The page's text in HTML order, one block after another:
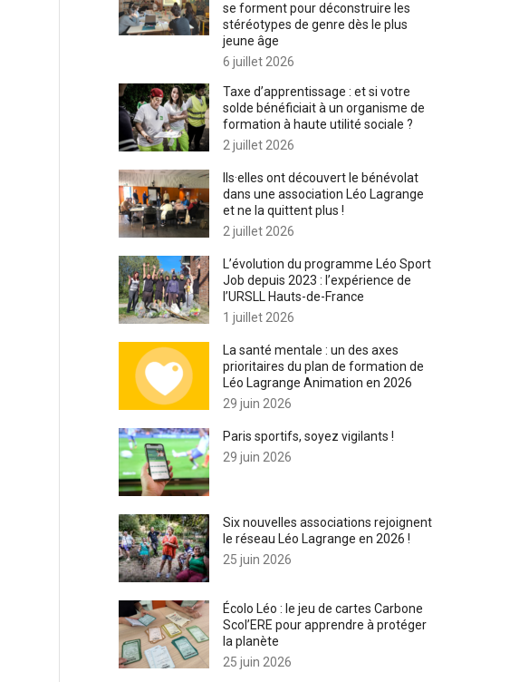
se forment pour déconstruire les
stéréotypes de genre dès le plus
jeune âge
6 juillet 2026
Taxe d’apprentissage : et si votre
solde bénéficiait à un organisme de
formation à haute utilité sociale ?
2 juillet 2026
Ils·elles ont découvert le bénévolat
dans une association Léo Lagrange
et ne la quittent plus !
2 juillet 2026
L’évolution du programme Léo Sport
Job depuis 2023 : l’expérience de
l’URSLL Hauts-de-France
1 juillet 2026
La santé mentale : un des axes
prioritaires du plan de formation de
Léo Lagrange Animation en 2026
29 juin 2026
Paris sportifs, soyez vigilants !
29 juin 2026
Six nouvelles associations rejoignent
le réseau Léo Lagrange en 2026 !
25 juin 2026
Écolo Léo : le jeu de cartes Carbone
Scol’ERE pour apprendre à protéger
la planète
25 juin 2026